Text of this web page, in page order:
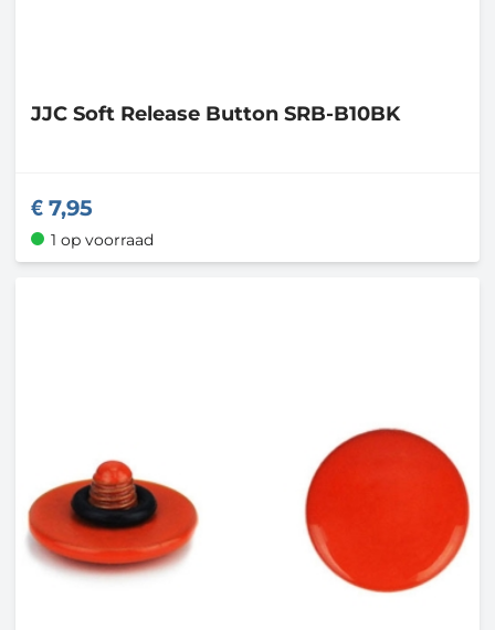
JJC Soft Release Button SRB-B10BK
7,95
1 op voorraad